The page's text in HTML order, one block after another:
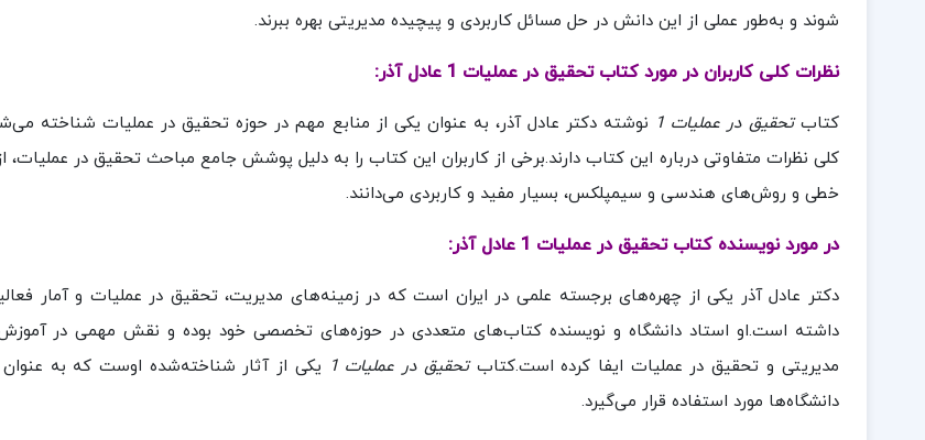
شوند و به‌طور عملی از این دانش در حل مسائل کاربردی و پیچیده مدیریتی بهره ببرند.
نظرات کلی کاربران در مورد کتاب تحقیق در عملیات 1 عادل آذر:
کتابتحقیق در عملیات 1
نوشته دکتر عادل آذر، به عنوان یکی از منابع مهم در حوزه تحقیق در عملیات شناخته
کلی نظرات متفاوتی درباره این کتاب دارند.برخی از کاربران این کتاب را به دلیل پوشش جامع مباحث تحقیق در عملیات،
خطی و روش‌های هندسی و سیمپلکس، بسیار مفید و کاربردی می‌دانند.
در مورد نویسنده کتاب تحقیق در عملیات 1 عادل آذر:
دکتر عادل آذر یکی از چهره‌های برجسته علمی در ایران است که در زمینه‌های مدیریت، تحقیق در عملیات و آمار
داشته است.او استاد دانشگاه و نویسنده کتاب‌های متعددی در حوزه‌های تخصصی خود بوده و نقش مهمی در
مدیریتی و تحقیق در عملیات ایفا کرده است.کتابتحقیق در عملیات 1
یکی از آثار شناخته‌شده اوست که به
دانشگاه‌ها مورد استفاده قرار می‌گیرد.